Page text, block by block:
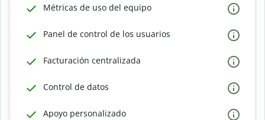
Métricas de uso del equipo
Panel de control de los usuarios
Facturación centralizada
Control de datos
Apoyo personalizado